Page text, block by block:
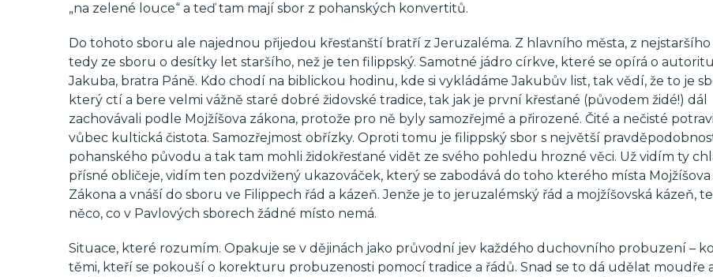
„na zelené louce“ a teď tam mají sbor z pohanských konvertitů.
Do tohoto sboru ale najednou přijedou křesťanští bratří z Jeruzaléma. Z hlavního města, z nejstaršího
tedy ze sboru o desítky let staršího, než je ten filippský. Samotné jádro církve, které se opírá o autoritu
Jakuba, bratra Páně. Kdo chodí na biblickou hodinu, kde si vykládáme Jakubův list, tak vědí, že to je
který ctí a bere velmi vážně staré dobré židovské tradice, tak jak je první křesťané (původem židé!) dál
zachovávali podle Mojžíšova zákona, protože pro ně byly samozřejmé a přirozené. Čité a nečisté
vůbec kultická čistota. Samozřejmost obřízky. Oproti tomu je filippský sbor s největší
pohanského původu a tak tam mohli židokřesťané vidět ze svého pohledu hrozné věci. Už vidím ty
přísné obličeje, vidím ten pozdvižený ukazováček, který se zabodává do toho kterého místa Mojžíšova
Zákona a vnáší do sboru ve Filippech řád a kázeň. Jenže je to jeruzalémský řád a mojžíšovská kázeň,
něco, co v Pavlových sborech žádné místo nemá.
Situace, které rozumím. Opakuje se v dějinách jako průvodní jev každého duchovního probuzení –
těmi, kteří se pokouší o korekturu probuzenosti pomocí tradice a řádů. Snad se to dá udělat moudře